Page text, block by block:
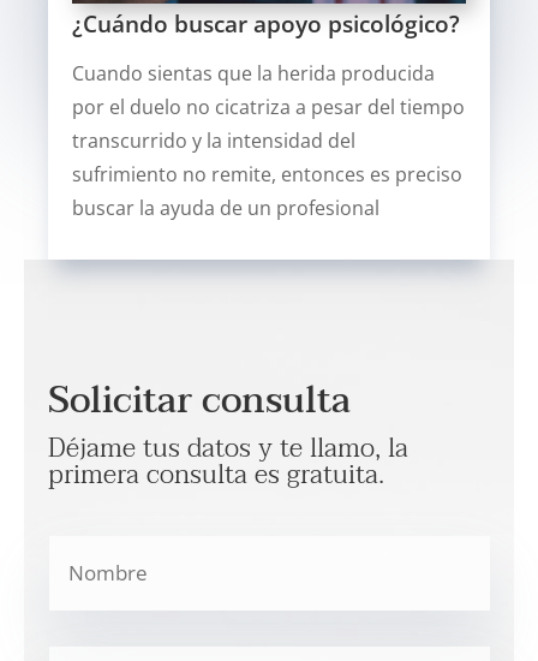
¿Cuándo buscar apoyo psicológico?
Cuando sientas que la herida producida
por el duelo no cicatriza a pesar del tiempo
transcurrido y la intensidad del
sufrimiento no remite, entonces es preciso
buscar la ayuda de un profesional
Solicitar consulta
Déjame tus datos y te llamo, la
primera consulta es gratuita.